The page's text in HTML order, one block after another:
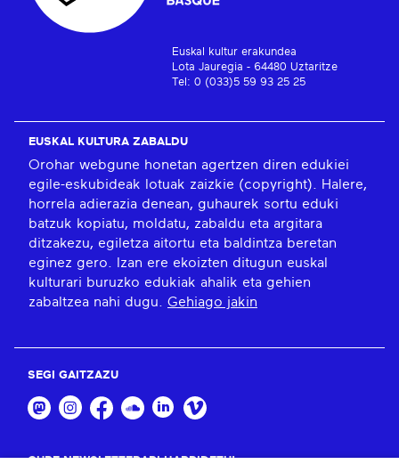
Euskal kultur erakundea
Lota Jauregia - 64480 Uztaritze
Tel: 0 (033)5 59 93 25 25
EUSKAL KULTURA ZABALDU
Orohar webgune honetan agertzen diren edukiei
egile-eskubideak lotuak zaizkie (copyright). Halere,
horrela adierazia denean, guhaurek sortu eduki
batzuk kopiatu, moldatu, zabaldu eta argitara
ditzakezu, egiletza aitortu eta baldintza beretan
eginez gero. Izan ere ekoizten ditugun euskal
kulturari buruzko edukiak ahalik eta gehien
zabaltzea nahi dugu. Gehiago jakin
SEGI GAITZAZU
GURE NEWSLETTERARI HARPIDETU!